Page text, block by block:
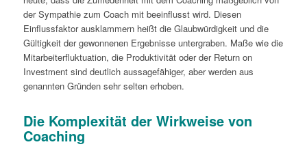
der Sympathie zum Coach mit beeinflusst wird. Diesen
Einflussfaktor ausklammern heißt die Glaubwürdigkeit und die
Gültigkeit der gewonnenen Ergebnisse untergraben. Maße wie die
Mitarbeiterfluktuation, die Produktivität oder der Return on
Investment sind deutlich aussagefähiger, aber werden aus
genannten Gründen sehr selten erhoben.
Die Komplexität der Wirkweise von
Coaching